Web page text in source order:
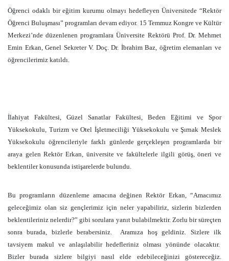
Öğrenci odaklı bir eğitim kurumu olmayı hedefleyen Üniversitede “Rektör
Öğrenci Buluşması” programları devam ediyor. 15 Temmuz Kongre ve Kültür
Merkezi’nde düzenlenen programlara Üniversite Rektörü Prof. Dr. Mehmet
Emin Erkan, Genel Sekreter V. Doç. Dr. İbrahim Baz, öğretim elemanları ve
öğrencilerimiz katıldı.
İlahiyat Fakültesi, Güzel Sanatlar Fakültesi, Beden Eğitimi ve Spor
Yüksekokulu, Turizm ve Otel İşletmeciliği Yüksekokulu ve Şırnak Meslek
Yüksekokulu öğrencileriyle farklı günlerde gerçekleşen programlarda bir
araya gelen Rektör Erkan, üniversite ve fakültelerle ilgili görüş, öneri ve
beklentiler konusunda istişarelerde bulundu.
Bu programların düzenleme amacına değinen Rektör Erkan, “Amacımız
geleceğimiz olan siz gençlerimiz için neler yapabiliriz, sizlerin bizlerden
beklentileriniz nelerdir?” gibi sorulara yanıt bulabilmektir. Zorlu bir süreçten
sonra burada, bizlerle berabersiniz.
Aramıza hoş geldiniz. Sizlere ilk
tavsiyem makul ve anlaşılabilir hedefleriniz olması yönünde olacaktır.
Bizler burada sizlere bilgiyi nasıl elde edebileceğinizi göstereceğiz.